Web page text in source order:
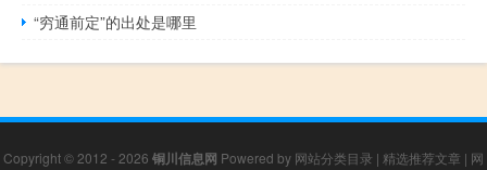
“穷通前定”的出处是哪里
Copyright © 2012 - 2026 铜川信息网 Powered by 网站分类目录 | 精选推荐文章 | 网